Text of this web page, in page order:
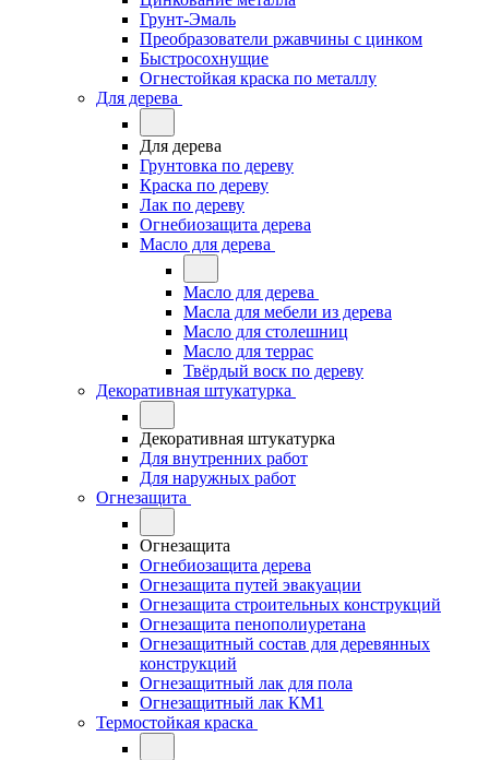
Грунт-Эмаль
Преобразователи ржавчины с цинком
Быстросохнущие
Огнестойкая краска по металлу
Для дерева
Для дерева
Грунтовка по дереву
Краска по дереву
Лак по дереву
Огнебиозащита дерева
Масло для дерева
Масло для дерева
Масла для мебели из дерева
Масло для столешниц
Масло для террас
Твёрдый воск по дереву
Декоративная штукатурка
Декоративная штукатурка
Для внутренних работ
Для наружных работ
Огнезащита
Огнезащита
Огнебиозащита дерева
Огнезащита путей эвакуации
Огнезащита строительных конструкций
Огнезащита пенополиуретана
Огнезащитный состав для деревянных
конструкций
Огнезащитный лак для пола
Огнезащитный лак КМ1
Термостойкая краска